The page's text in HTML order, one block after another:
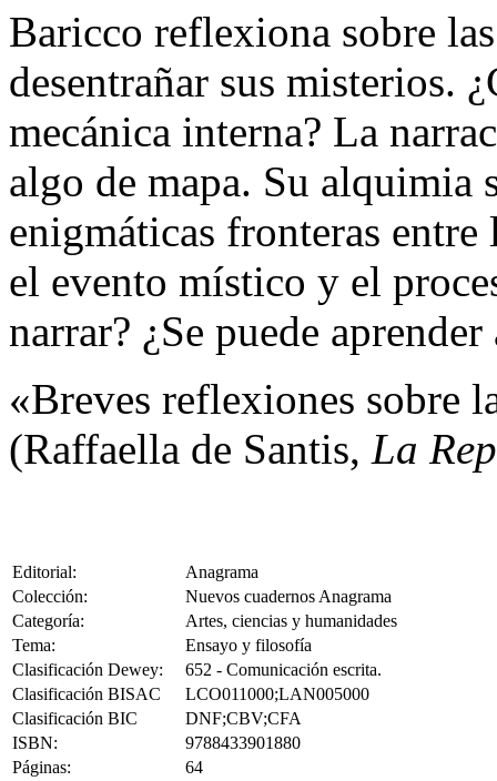
Baricco reflexiona sobre
desentrañar sus misterios.
mecánica interna? La
algo de mapa. Su alquimia
enigmáticas fronteras
el evento místico y el
narrar? ¿Se puede aprender
«Breves reflexiones sobre
(Raffaella de Santis, La
Editorial:
Anagrama
Colección:
Nuevos cuadernos Anagrama
Categoría:
Artes, ciencias y humanidades
Tema:
Ensayo y filosofía
Clasificación Dewey:
652 - Comunicación escrita.
Clasificación BISAC
LCO011000;LAN005000
Clasificación BIC
DNF;CBV;CFA
ISBN:
9788433901880
Páginas:
64